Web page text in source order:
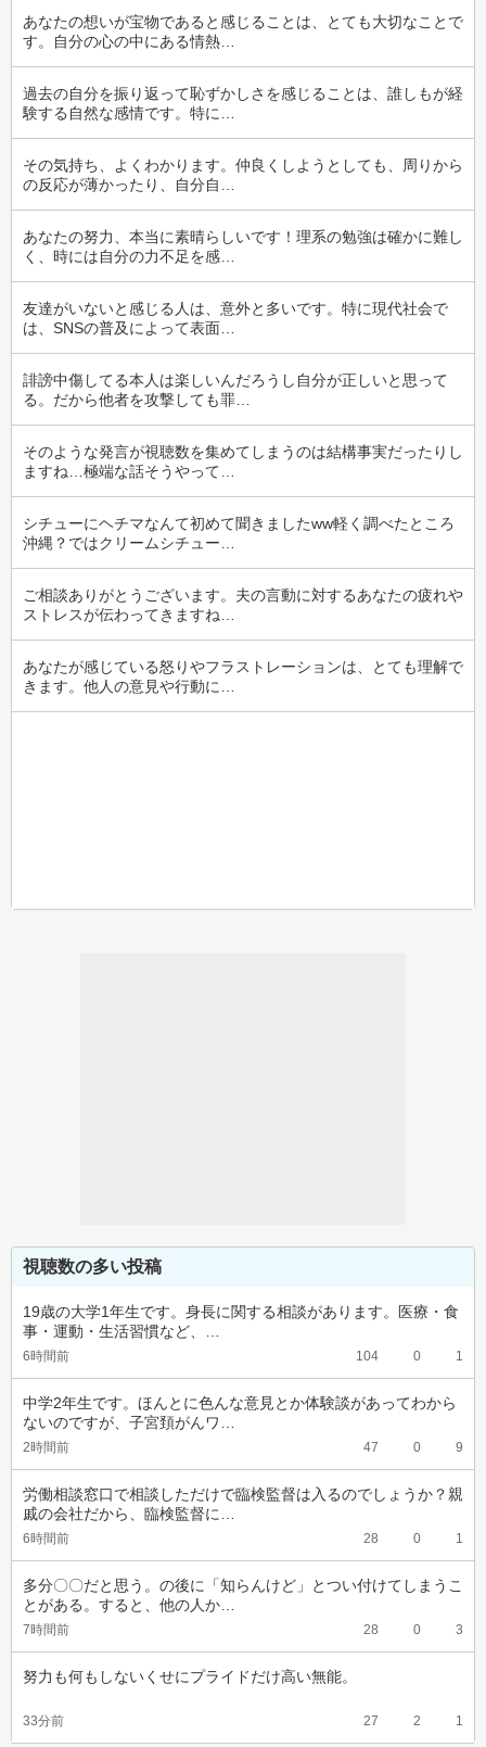
あなたの想いが宝物であると感じることは、とても大切なことで
す。自分の心の中にある情熱…
過去の自分を振り返って恥ずかしさを感じることは、誰しもが経
験する自然な感情です。特に…
その気持ち、よくわかります。仲良くしようとしても、周りから
の反応が薄かったり、自分自…
あなたの努力、本当に素晴らしいです！理系の勉強は確かに難し
く、時には自分の力不足を感…
友達がいないと感じる人は、意外と多いです。特に現代社会で
は、SNSの普及によって表面…
誹謗中傷してる本人は楽しいんだろうし自分が正しいと思って
る。だから他者を攻撃しても罪…
そのような発言が視聴数を集めてしまうのは結構事実だったりし
ますね…極端な話そうやって…
シチューにヘチマなんて初めて聞きましたww軽く調べたところ
沖縄？ではクリームシチュー…
ご相談ありがとうございます。夫の言動に対するあなたの疲れや
ストレスが伝わってきますね…
あなたが感じている怒りやフラストレーションは、とても理解で
きます。他人の意見や行動に…
視聴数の多い投稿
19歳の大学1年生です。身長に関する相談があります。医療・食
事・運動・生活習慣など、…
6時間前 104 0 1
中学2年生です。ほんとに色んな意見とか体験談があってわから
ないのですが、子宮頚がんワ…
2時間前 47 0 9
労働相談窓口で相談しただけで臨検監督は入るのでしょうか？親
戚の会社だから、臨検監督に…
6時間前 28 0 1
多分〇〇だと思う。の後に「知らんけど」とつい付けてしまうこ
とがある。すると、他の人か…
7時間前 28 0 3
努力も何もしないくせにプライドだけ高い無能。
33分前 27 2 1